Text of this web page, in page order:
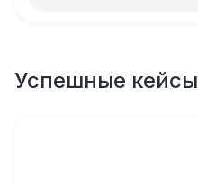
Успешные кейсы